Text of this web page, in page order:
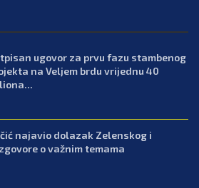
ugovor za prvu fazu stambenog
na Veljem brdu vrijednu 40
najavio dolazak Zelenskog i
o važnim temama